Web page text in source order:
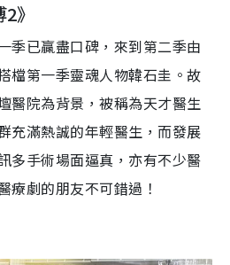
2》
季已贏盡口碑，來到第二季由
檔第一季靈魂人物韓石圭 。故
醫院為背景，被稱為天才醫生
充滿熱誠的年輕醫生 ，而發展
多手術場面逼真，亦有不少醫
療劇的朋友不可錯過！